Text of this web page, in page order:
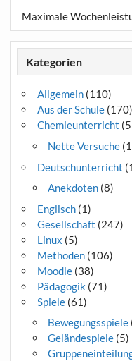
Maximale
Kategorien
Allgemein(110)
Aus der Schule(170)
Chemieunterricht
Nette Versuche
Deutschunterricht
Anekdoten(8)
Englisch(1)
Gesellschaft (247)
Linux (5)
Methoden(106)
Moodle(38)
Pädagogik (71)
Spiele(61)
Bewegungsspiele
Geländespiele(5)